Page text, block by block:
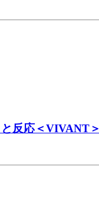
反応＜VIVANT＞